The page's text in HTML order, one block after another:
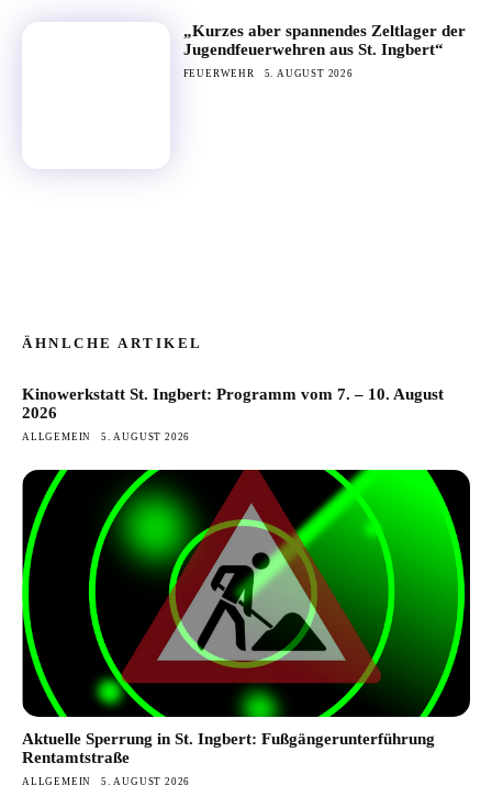
„Kurzes aber spannendes Zeltlager der
Jugendfeuerwehren aus St. Ingbert“
FEUERWEHR 5. AUGUST 2026
ÄHNLCHE ARTIKEL
Kinowerkstatt St. Ingbert: Programm vom 7. – 10. August
2026
ALLGEMEIN 5. AUGUST 2026
Aktuelle Sperrung in St. Ingbert: Fußgängerunterführung
Rentamtstraße
ALLGEMEIN 5. AUGUST 2026